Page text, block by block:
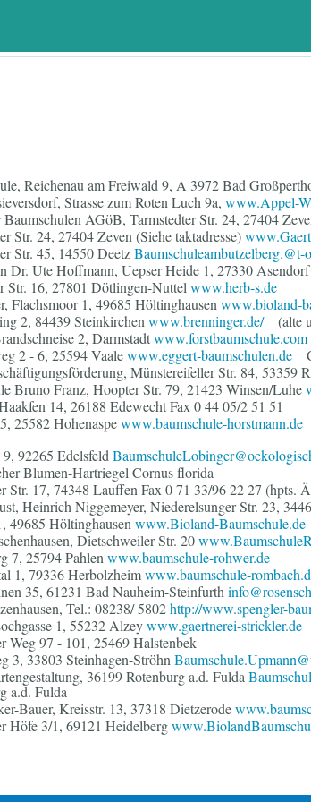
Reichenau am Freiwald 9, A 3972 Bad
Strasse zum Roten Luch 9a, www.Appel-
AGöB, Tarmstedter Str. 24, 27404
Str. 24, 27404 Zeven (Siehe taktadresse)
Str. 45, 14550 DeetzBaumschuleambutzelberg.@t-
Dr. Ute Hoffmann, Uepser Heide 1, 27330 Asendorf
Str. 16, 27801 Dötlingen-Nuttel www.herb-s.de
Flachsmoor 1, 49685 Höltinghausen www.bioland-
2, 84439 Steinkirchen www.brenninger.de/
(alte
2, Darmstadtwww.forstbaumschule.com
2 - 6, 25594 Vaalewww.eggert-baumschulen.de
Münstereifeller Str. 84, 53359
Bruno Franz, Hoopter Str. 79, 21423 Winsen/Luhe
14, 26188 Edewecht Fax 0 44 05/2 51 51
25582 Hohenaspewww.baumschule-horstmann.de
92265 Edelsfeld
Blumen-Hartriegel Cornus florida
Str. 17, 74348 Lauffen Fax 0 71 33/96 22 27 (hpts.
Heinrich Niggemeyer, Niederelsunger Str. 23,
49685 Höltinghausen www.Bioland-Baumschule.de
Dietschweiler Str. 20
7, 25794 Pahlen www.baumschule-rohwer.de
1, 79336 Herbolzheimwww.baumschule-
35, 61231 Bad Nauheim-Steinfurth
Tel.: 08238/ 5802http://www.spengler-
1, 55232 Alzeywww.gaertnerei-strickler.de
Weg 97 - 101, 25469 Halstenbek
3, 33803 Steinhagen-Ströhn
36199 Rotenburg a.d. Fulda
a.d. Fulda
Bauer, Kreisstr. 13, 37318 Dietzerode
Höfe 3/1, 69121 Heidelberg